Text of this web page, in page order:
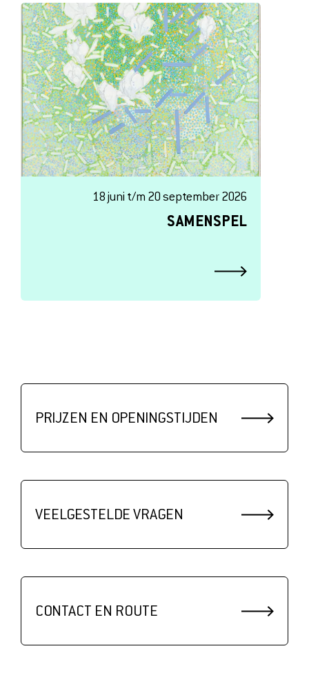
18 juni t/m 20 september 2026
SAMENSPEL
PRIJZEN EN OPENINGSTIJDEN
VEELGESTELDE VRAGEN
CONTACT EN ROUTE